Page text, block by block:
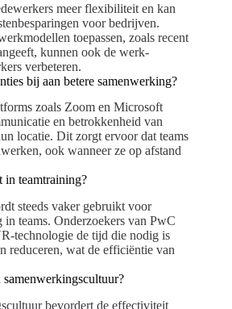
meer flexibiliteit en kan
voor bedrijven.
toepassen, zoals recent
kunnen ook de werk-
verbeteren.
bij aan betere samenwerking?
zoals Zoom en Microsoft
en betrokkenheid van
locatie. Dit zorgt ervoor dat teams
ook wanneer ze op afstand
in teamtraining?
steeds vaker gebruikt voor
teams. Onderzoekers van PwC
technologie de tijd die nodig is
reduceren, wat de efficiëntie van
samenwerkingscultuur?
bevordert de effectiviteit